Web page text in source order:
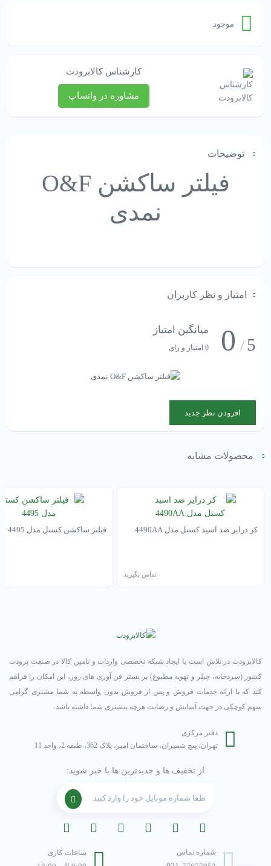
موجود
کارشناس کالابرودت
مشاوره در واتساپ
توضیحات
فیلتر ساکشن O&F
نمدی
امتیاز و نظر کاربران
5
/
0 میانگین امتیاز
0 امتیاز و رای
افزودن نظر جدید
محصولات مشابه
کر درایر ضد اسید کستل مدل 4490AA
تماس بگیرید
فیلتر ساکشن کستل مدل 4495
کالابرودت در تلاش است با ایجاد شبکه تخصصی واردات و تامین کالا در صنعت برودت
کشور (سردخانه، چیلر و تهویه مطبوع) بر بستر فن آوری های روز، این امکان را فراهم
کند که با ارائه خدمات فروش و پس از فروش بدون واسطه به شما مشتری گرامی
سهم کوچکی در جهت آسایش و رضایت هرچه بیشتری شما داشته باشد.
شماره تماس ساعات کاری
دفتر مرکزی
تهران، پیچ شمیران، ساختمان امیر، پلاک 362، طبقه 2، واحد 11
از تخفیف ها و جدیدترین ها با خبر شوید: